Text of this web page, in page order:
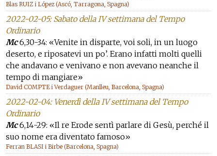
Blas RUIZ i López (Ascó, Tarragona, Spagna)
2022-02-05: Sabato della IV settimana del Tempo
Ordinario
Mc6,30-34: «Venite in disparte, voi soli, in un luogo
deserto, e riposatevi un po’. Erano infatti molti quelli
che andavano e venivano e non avevano neanche il
tempo di mangiare»
David COMPTE i Verdaguer (Manlleu, Barcelona, Spagna)
2022-02-04: Venerdì della IV settimana del Tempo
Ordinario
Mc6,14-29: «Il re Erode sentì parlare di Gesù, perché il
suo nome era diventato famoso»
Ferran BLASI i Birbe (Barcelona, Spagna)